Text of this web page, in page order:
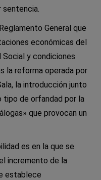
General que
económicas del
Social y condiciones
la reforma operada por
la introducción junto
tipo de orfandad por la
que provocan un
es en la que se
incremento de la
establece